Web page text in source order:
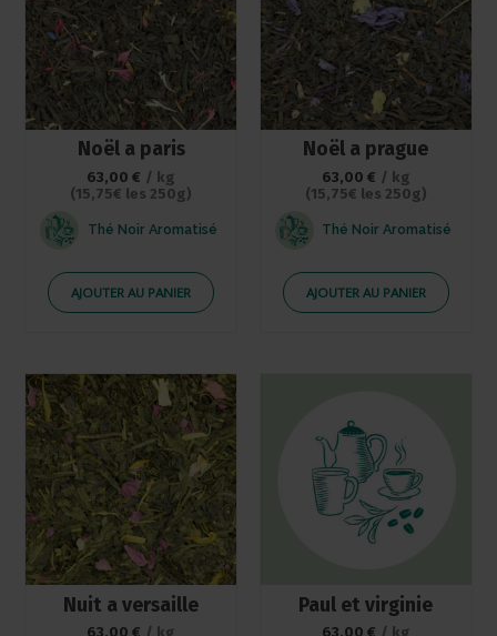
Noël a paris
63,00€ / kg
(15,75€ les 250g)
Thé Noir Aromatisé
AJOUTER AU PANIER
Noël a prague
63,00 € / kg
(15,75€ les 250g)
Thé Noir Aromatisé
AJOUTER AU PANIER
Nuit a versaille
63,00€ / kg
Paul et virginie
63,00 € / kg